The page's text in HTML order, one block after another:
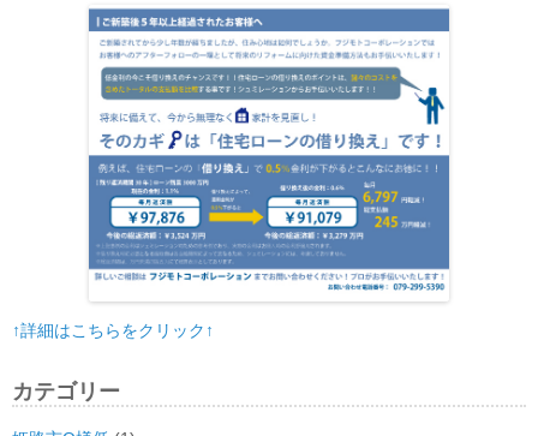
↑詳細はこちらをクリック↑
カテゴリー